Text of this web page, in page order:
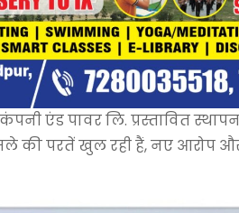
एंड पावर लि. प्रस्तावित
की परतें खुल रही हैं, नए आरोप